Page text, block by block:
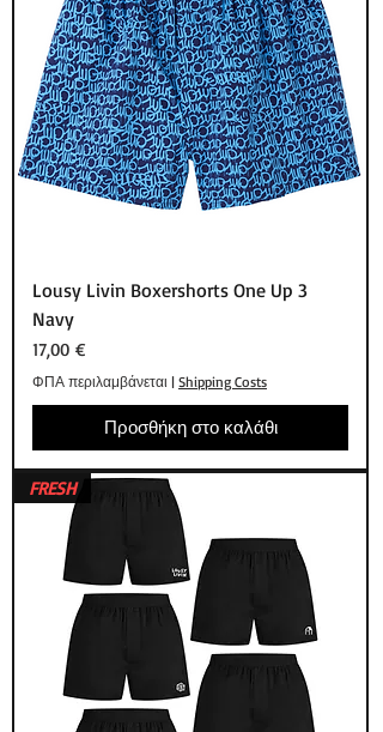
Lousy Livin Boxershorts One Up 3
Navy
Τιμή
17,00 €
ΦΠΑ περιλαμβάνεται | Shipping Costs
Προσθήκη στο καλάθι
FRESH